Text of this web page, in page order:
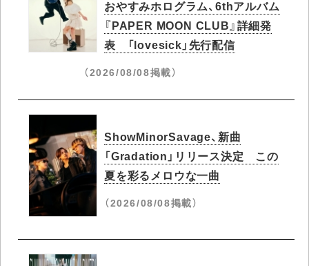
おやすみホログラム、6thアルバム
『PAPER MOON CLUB』詳細発
表 「lovesick」先行配信
（2026/08/08掲載）
ShowMinorSavage、新曲
「Gradation」リリース決定 この
夏を彩るメロウな一曲
（2026/08/08掲載）